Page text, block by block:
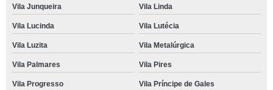
Vila Junqueira Vila Linda
Vila Lucinda Vila Lutécia
Vila Luzita Vila Metalúrgica
Vila Palmares Vila Pires
Vila Progresso Vila Príncipe de Gales